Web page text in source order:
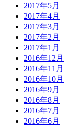
2017年5月
2017年4月
2017年3月
2017年2月
2017年1月
2016年12月
2016年11月
2016年10月
2016年9月
2016年8月
2016年7月
2016年6月